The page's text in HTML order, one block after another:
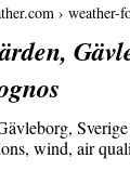
› weather-
wind, air